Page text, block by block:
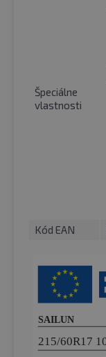
Špeciálne
vlastnosti
Kód EAN